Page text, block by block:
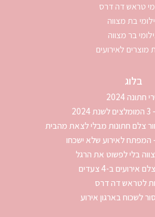
טראש דה דרס
בת מצווה
בר מצווה
מוצרים לאירועים
בלוג
חתונה 2024
המפתח לאירוע שלא ישכחו
בלי לפשוט את הרגל
ב-4 צעדים
לטראש דה דרס